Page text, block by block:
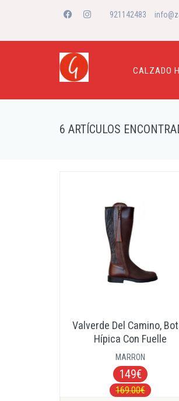
921142483
CALZADO
6 ARTÍCULOS
Valverde Del Camino,
Hípica Con Fuelle
MARRON
149€
169.00€